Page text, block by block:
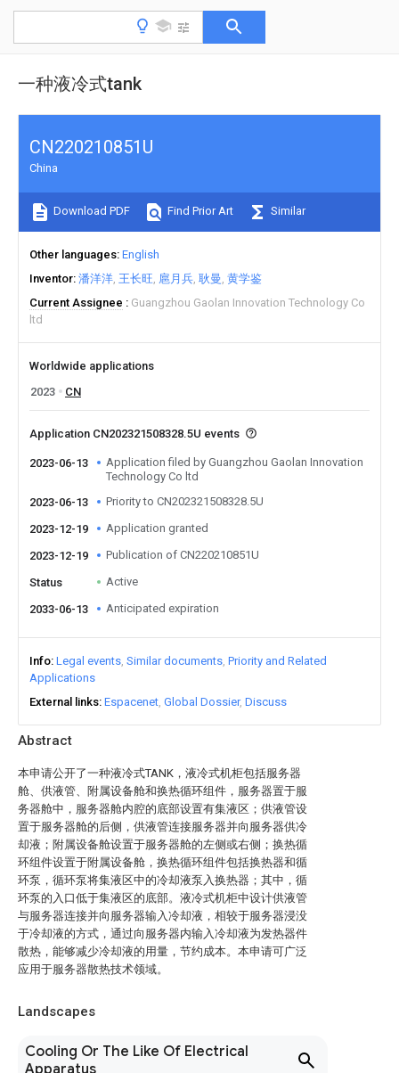
一种液冷式tank
Abstract
本申请公开了一种液冷式TANK，液冷式机柜包括服务器
舱、供液管、附属设备舱和换热循环组件，服务器置于服
务器舱中，服务器舱内腔的底部设置有集液区；供液管设
置于服务器舱的后侧，供液管连接服务器并向服务器供冷
却液；附属设备舱设置于服务器舱的左侧或右侧；换热循
环组件设置于附属设备舱，换热循环组件包括换热器和循
环泵，循环泵将集液区中的冷却液泵入换热器；其中，循
环泵的入口低于集液区的底部。液冷式机柜中设计供液管
与服务器连接并向服务器输入冷却液，相较于服务器浸没
于冷却液的方式，通过向服务器内输入冷却液为发热器件
散热，能够减少冷却液的用量，节约成本。本申请可广泛
应用于服务器散热技术领域。
Landscapes
Cooling Or The Like Of Electrical
Apparatus
CN220210851U
China
Download PDF Find Prior Art Similar
Other languages English
Inventor 潘洋洋 王长旺 扈月兵 耿曼 黄学鉴
Current Assignee
Guangzhou Gaolan Innovation Technology Co
ltd
Worldwide applications
2023
CN
Application CN202321508328.5U events
2023-06-13
Application filed by Guangzhou Gaolan Innovation
Technology Co ltd
2023-06-13
Priority to CN202321508328.5U
2023-12-19 Application granted
2023-12-19 Publication of CN220210851U
Status Active
2033-06-13 Anticipated expiration
Info Legal events Similar documents Priority and Related
Applications
External links Espacenet Global Dossier Discuss